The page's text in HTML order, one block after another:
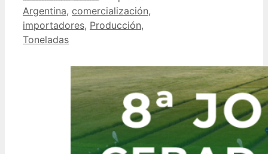
Argentina, comercialización,
importadores, Producción,
Toneladas